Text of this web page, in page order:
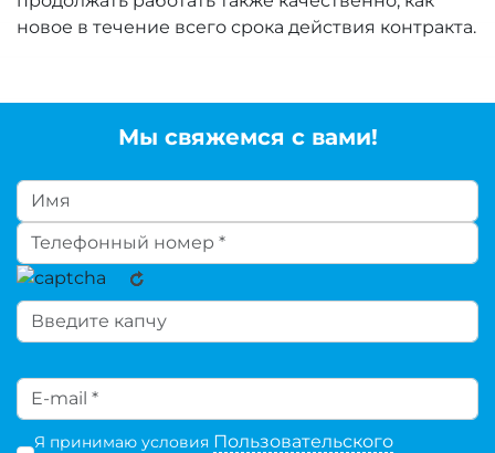
новое в течение всего срока действия контракта.
Мы свяжемся с вами!
Я принимаю условия Пользовательского